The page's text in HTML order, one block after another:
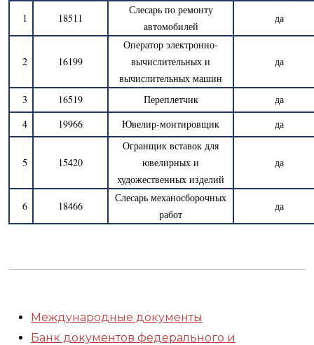
1 18511
Слесарь по ремонту
автомобилей
да
2 16199
Оператор электронно-
вычислительных и
вычислительных машин
да
3 16519 Переплетчик
да
4
19966 Ювелир-монтировщик да
5 15420
Огранщик вставок для
ювелирных и
художественных изделий
да
6 18466
Слесарь механосборочных
работ
да
Международные документы
Банк документов федерального и